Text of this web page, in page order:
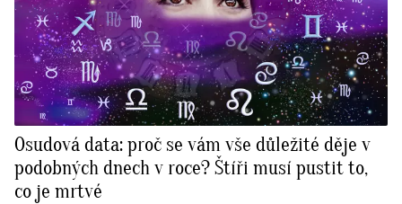
Osudová data: proč se vám vše důležité děje v
podobných dnech v roce? Štíři musí pustit to,
co je mrtvé